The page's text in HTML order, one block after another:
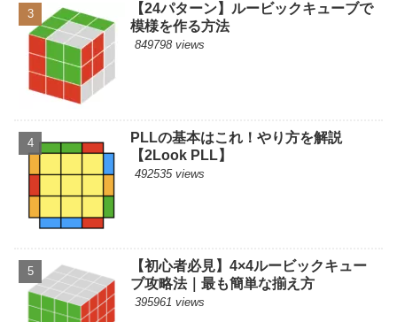
【24パターン】ルービックキューブで
模様を作る方法
849798 views
PLLの基本はこれ！やり方を解説
【2Look PLL】
492535 views
【初心者必見】4×4ルービックキュー
ブ攻略法｜最も簡単な揃え方
395961 views